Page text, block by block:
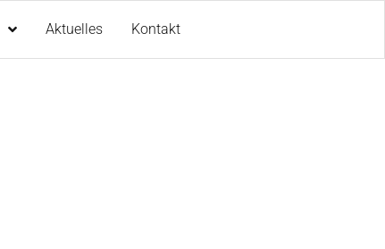
Aktuelles Kontakt